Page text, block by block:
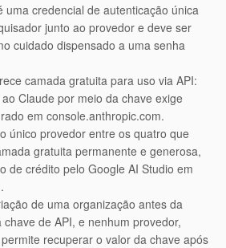
uma credencial de autenticação única
junto ao provedor e deve ser
cuidado dispensado a uma senha
camada gratuita para uso via API:
Claude por meio da chave exige
em console.anthropic.com.
único provedor entre os quatro que
gratuita permanente e generosa,
de crédito pelo Google AI Studio em
de uma organização antes da
de API, e nenhum provedor,
recuperar o valor da chave após